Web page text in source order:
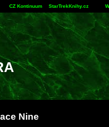
CZ Kontinuum StarTrekKnihy.cz
Nine